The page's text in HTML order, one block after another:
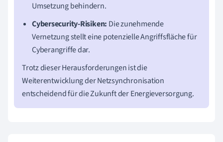
Umsetzung behindern.
Cybersecurity-Risiken: Die zunehmende
Vernetzung stellt eine potenzielle Angriffsfläche für
Cyberangriffe dar.
Trotz dieser Herausforderungen ist die
Weiterentwicklung der Netzsynchronisation
entscheidend für die Zukunft der Energieversorgung.